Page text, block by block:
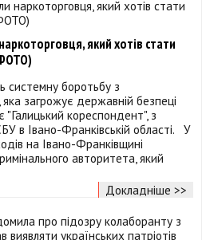
який хотів стати
системну боротьбу з
загрожує державній безпеці
кореспондент", з
в Івано-Франківській області. У
на Івано-Франківщині
авторитета, який
Докладніше >>